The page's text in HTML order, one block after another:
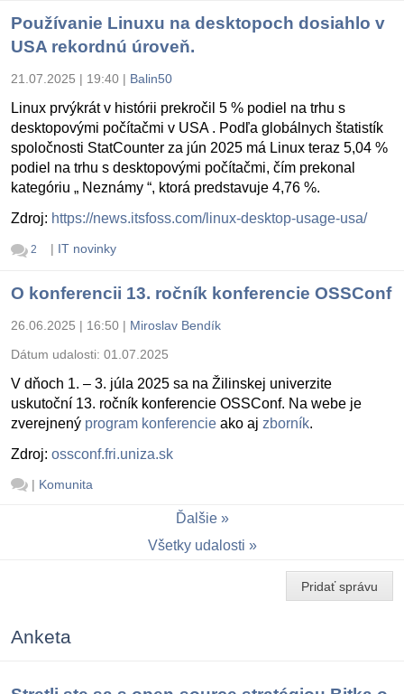
Používanie Linuxu na desktopoch dosiahlo v
USA rekordnú úroveň.
21.07.2025 | 19:40 | Balin50
Linux prvýkrát v histórii prekročil 5 % podiel na trhu s
desktopovými počítačmi v USA . Podľa globálnych štatistík
spoločnosti StatCounter za jún 2025 má Linux teraz 5,04 %
podiel na trhu s desktopovými počítačmi, čím prekonal
kategóriu „ Neznámy “, ktorá predstavuje 4,76 %.
Zdroj: https://news.itsfoss.com/linux-desktop-usage-usa/
2 | IT novinky
O konferencii 13. ročník konferencie OSSConf
26.06.2025 | 16:50 | Miroslav Bendík
Dátum udalosti: 01.07.2025
V dňoch 1. – 3. júla 2025 sa na Žilinskej univerzite
uskutoční 13. ročník konferencie OSSConf. Na webe je
zverejnený program konferencie ako aj zborník.
Zdroj: ossconf.fri.uniza.sk
| Komunita
Ďalšie
Všetky udalosti
Pridať správu
Anketa